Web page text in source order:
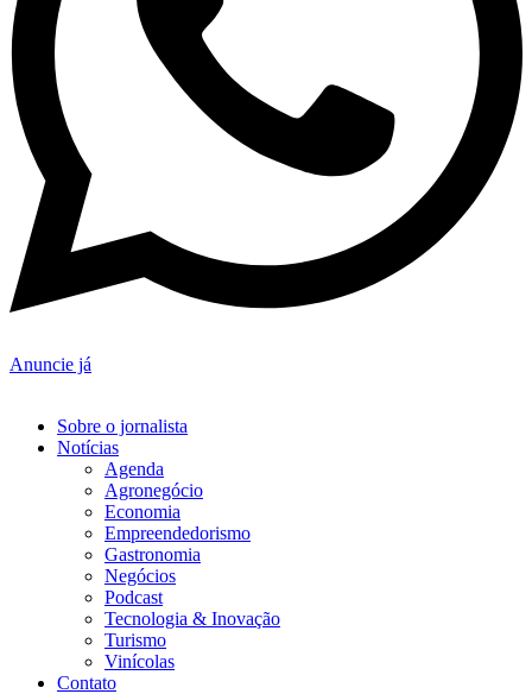
Anuncie já
Sobre o jornalista
Notícias
Agenda
Agronegócio
Economia
Empreendedorismo
Gastronomia
Negócios
Podcast
Tecnologia & Inovação
Turismo
Vinícolas
Contato